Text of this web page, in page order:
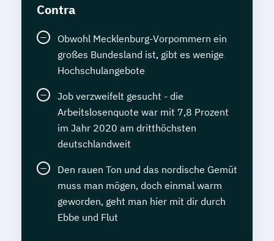
Contra
Obwohl Mecklenburg-Vorpommern ein
großes Bundesland ist, gibt es wenige
Hochschulangebote
Job verzweifelt gesucht - die
Arbeitslosenquote war mit 7,8 Prozent
im Jahr 2020 am dritthöchsten
deutschlandweit
Den rauen Ton und das nordische Gemüt
muss man mögen, doch einmal warm
geworden, geht man hier mit dir durch
Ebbe und Flut